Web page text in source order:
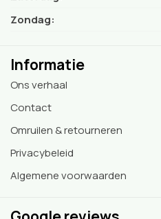
Zondag:
Informatie
Ons verhaal
Contact
Omruilen & retourneren
Privacybeleid
Algemene voorwaarden